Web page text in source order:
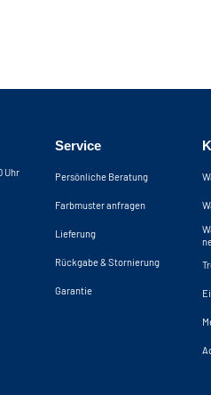
Uhr
Service
Persönliche Beratung
Farbmuster anfragen
Lieferung
Rückgabe & Stornierung
Garantie